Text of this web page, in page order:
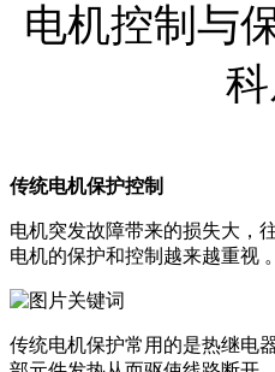
电机控制与
传统电机保护控制
电机突发故障带来的损失大，
电机的保护和控制越来越重视 。
传统电机保护常用的是热继电